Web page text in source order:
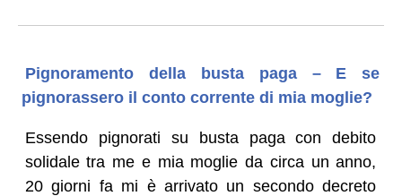
Pignoramento della busta paga – E se
pignorassero il conto corrente di mia moglie?
Essendo pignorati su busta paga con debito
solidale tra me e mia moglie da circa un anno,
20 giorni fa mi è arrivato un secondo decreto